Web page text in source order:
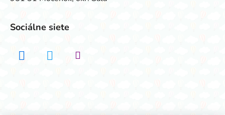
Sociálne siete